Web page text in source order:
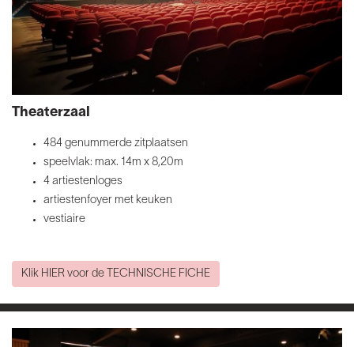
Theaterzaal
484 genummerde zitplaatsen
speelvlak: max. 14m x 8,20m
4 artiestenloges
artiestenfoyer met keuken
vestiaire
Klik HIER voor de TECHNISCHE FICHE